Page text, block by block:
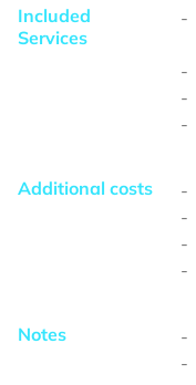
Included
Services
Additional costs
Notes